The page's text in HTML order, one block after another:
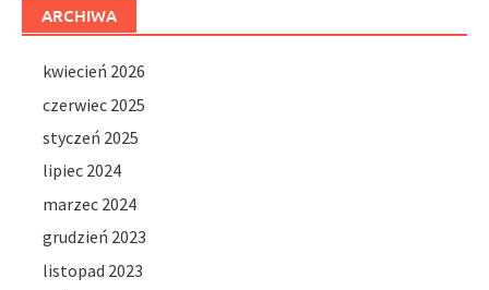
ARCHIWA
kwiecień 2026
czerwiec 2025
styczeń 2025
lipiec 2024
marzec 2024
grudzień 2023
listopad 2023